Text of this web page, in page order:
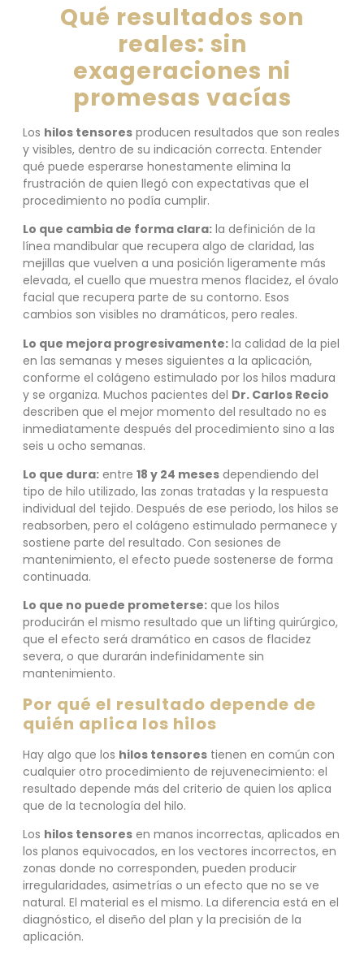
Qué resultados son
reales: sin
exageraciones ni
promesas vacías
Los hilos tensores producen resultados que son reales
y visibles, dentro de su indicación correcta. Entender
qué puede esperarse honestamente elimina la
frustración de quien llegó con expectativas que el
procedimiento no podía cumplir.
Lo que cambia de forma clara: la definición de la
línea mandibular que recupera algo de claridad, las
mejillas que vuelven a una posición ligeramente más
elevada, el cuello que muestra menos flacidez, el óvalo
facial que recupera parte de su contorno. Esos
cambios son visibles no dramáticos, pero reales.
Lo que mejora progresivamente: la calidad de la piel
en las semanas y meses siguientes a la aplicación,
conforme el colágeno estimulado por los hilos madura
y se organiza. Muchos pacientes del Dr. Carlos Recio
describen que el mejor momento del resultado no es
inmediatamente después del procedimiento sino a las
seis u ocho semanas.
Lo que dura: entre 18 y 24 meses dependiendo del
tipo de hilo utilizado, las zonas tratadas y la respuesta
individual del tejido. Después de ese periodo, los hilos se
reabsorben, pero el colágeno estimulado permanece y
sostiene parte del resultado. Con sesiones de
mantenimiento, el efecto puede sostenerse de forma
continuada.
Lo que no puede prometerse: que los hilos
producirán el mismo resultado que un lifting quirúrgico,
que el efecto será dramático en casos de flacidez
severa, o que durarán indefinidamente sin
mantenimiento.
Por qué el resultado depende de
quién aplica los hilos
Hay algo que los hilos tensores tienen en común con
cualquier otro procedimiento de rejuvenecimiento: el
resultado depende más del criterio de quien los aplica
que de la tecnología del hilo.
Los hilos tensores en manos incorrectas, aplicados en
los planos equivocados, en los vectores incorrectos, en
zonas donde no corresponden, pueden producir
irregularidades, asimetrías o un efecto que no se ve
natural. El material es el mismo. La diferencia está en el
diagnóstico, el diseño del plan y la precisión de la
aplicación.